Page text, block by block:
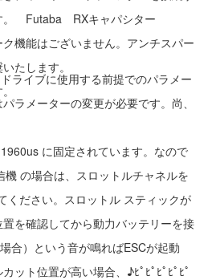
。 Futaba RXキャパシター
ク機能はございません。アンチスパー
たします。
ライブに使用する前提でのパラメー
メーターの変更が必要です。尚、
に固定されています。なので
の場合は、スロットルチャネルを
ください。スロットル スティックが
を確認してから動力バッテリーを接
）という音が鳴ればESCが起動
ット位置が高い場合、♪ﾋﾟﾋﾟﾋﾟﾋﾟﾋﾟ